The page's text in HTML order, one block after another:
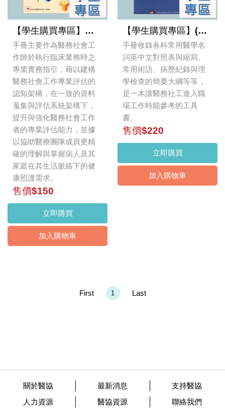
【學生購買專區】醫務社會工作家庭評估實務指引手冊
手冊主要作為醫務社會工
作師於執行臨床業務時之
專業實務指引，藉以建構
醫務社會工作專業評估的
認知架構，在一致的資料
蒐集與評估系統架構下，
提升與強化醫務社會工作
者的專業評估能力，並據
以協助醫療團隊成員更精
確的理解與掌握病人及其
家庭在其生活脈絡下的健
康照護需求。
售價$150
立即購買
加入購物車
【學生購買專區】(新編)醫務社會工作專業雙語詞彙暨實務參考手冊
手冊收錄各科常用醫學名
詞英中文對照表與縮寫、
常用術語、病歷紀錄與理
學檢查的簡要大綱等等，
是一本讓醫務社工進入職
場工作時能參考的工具
書。
售價$220
立即購買
加入購物車
First 1 Last
關於醫協 最新消息
支持醫協
人力資源
醫協資源 聯絡我們